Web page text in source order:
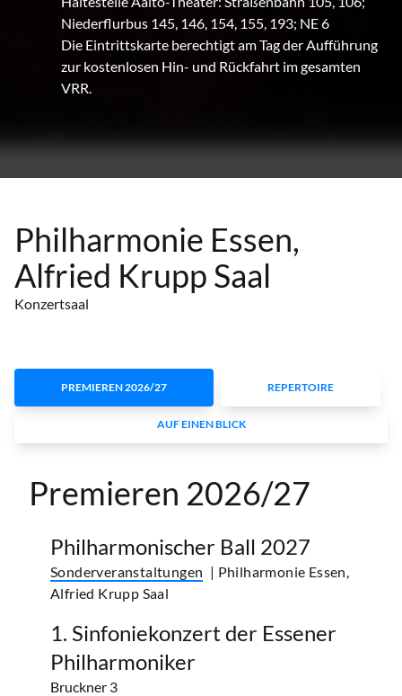
Niederflurbus 145, 146, 154, 155, 193; NE 6
Die Eintrittskarte berechtigt am Tag der Aufführung
zur kostenlosen Hin- und Rückfahrt im gesamten
VRR.
Philharmonie Essen,
Alfried Krupp Saal
Konzertsaal
PREMIEREN 2026/27 REPERTOIRE
AUF EINEN BLICK
Premieren 2026/27
Philharmonischer Ball 2027
Sonderveranstaltungen | Philharmonie Essen,
Alfried Krupp Saal
1. Sinfoniekonzert der Essener
Philharmoniker
Bruckner 3